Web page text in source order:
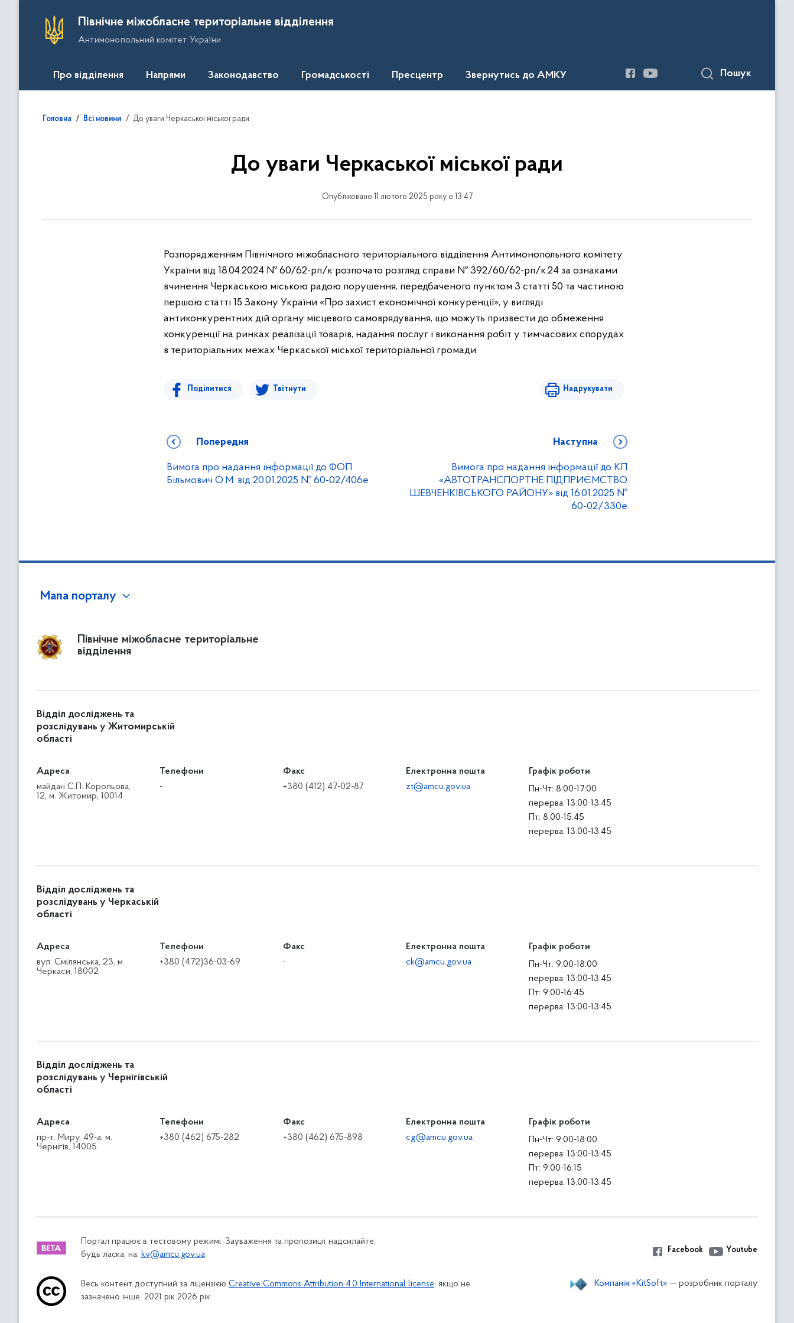
Північне міжобласне територіальне відділення
Антимонопольний комітет України
Про відділення Напрями Законодавство Громадськості Пресцентр Звернутись до АМКУ Пошук
Головна Всі новини До уваги Черкаської міської ради
До уваги Черкаської міської ради
Опубліковано 11 лютого 2025 року о 13:47
Розпорядженням Північного міжобласного територіального відділення Антимонопольного комітету
України від 18.04.2024 № 60/62-рп/к розпочато розгляд справи № 392/60/62-рп/к.24 за ознаками
вчинення Черкаською міською радою порушення, передбаченого пунктом 3 статті 50 та частиною
першою статті 15 Закону України «Про захист економічної конкуренції», у вигляді
антиконкурентних дій органу місцевого самоврядування, що можуть призвести до обмеження
конкуренції на ринках реалізації товарів, надання послуг і виконання робіт у тимчасових спорудах
в територіальних межах Черкаської міської територіальної громади.
Поділитися Твітнути Надрукувати
Попередня
Вимога про надання інформації до ФОП
Більмович О.М. від 20.01.2025 № 60-02/406е
Наступна
Вимога про надання інформації до КП
«АВТОТРАНСПОРТНЕ ПІДПРИЄМСТВО
ШЕВЧЕНКІВСЬКОГО РАЙОНУ» від 16.01.2025 №
60-02/330е
Мапа порталу
Північне міжобласне територіальне
відділення
Відділ досліджень та
розслідувань у Житомирській
області
Адреса
майдан С.П. Корольова,
12, м. Житомир, 10014
Телефони
-
Факс
+380 (412) 47-02-87
Електронна пошта
zt@amcu.gov.ua
Графік роботи
Пн-Чт: 8:00-17:00
перерва: 13:00-13:45
Пт: 8:00-15:45
перерва: 13:00-13:45
Відділ досліджень та
розслідувань у Черкаській
області
Адреса
вул. Смілянська, 23, м.
Черкаси, 18002
Телефони
+380 (472)36-03-69
Факс
-
Електронна пошта
ck@amcu.gov.ua
Графік роботи
Пн-Чт: 9:00-18:00
перерва: 13:00-13:45
Пт: 9:00-16:45
перерва: 13:00-13:45
Відділ досліджень та
розслідувань у Чернігівській
області
Адреса
пр-т. Миру, 49-а, м.
Чернігів, 14005
Телефони
+380 (462) 675-282
Факс
+380 (462) 675-898
Електронна пошта
cg@amcu.gov.ua
Графік роботи
Пн-Чт: 9:00-18:00
перерва: 13:00-13:45
Пт: 9:00-16:15
перерва: 13:00-13:45
Портал працює в тестовому режимі. Зауваження та пропозиції надсилайте,
будь ласка, на: kv@amcu.gov.ua Facebook Youtube
Весь контент доступний за ліцензією Creative Commons Attribution 4.0 International license, якщо не
зазначено інше. 2021 рік 2026 рік
Компанія «KitSoft» — розробник порталу